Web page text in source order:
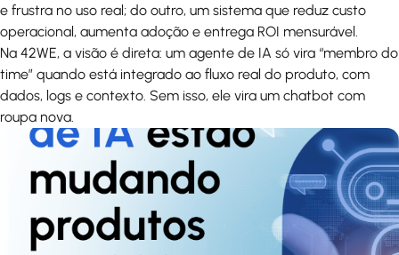
e frustra no uso real; do outro, um sistema que reduz custo
operacional, aumenta adoção e entrega ROI mensurável.
Na 42WE, a visão é direta: um agente de IA só vira “membro do
time” quando está integrado ao fluxo real do produto, com
dados, logs e contexto. Sem isso, ele vira um chatbot com
roupa nova.